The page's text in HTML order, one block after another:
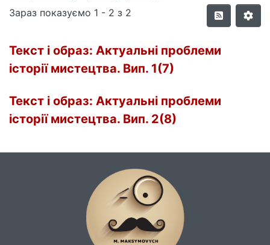
Зараз показуємо 1 - 2 з 2
Текст і образ: Актуальні проблеми
історії мистецтва. Вип. 1(7)
Текст і образ: Актуальні проблеми
історії мистецтва. Вип. 2(8)